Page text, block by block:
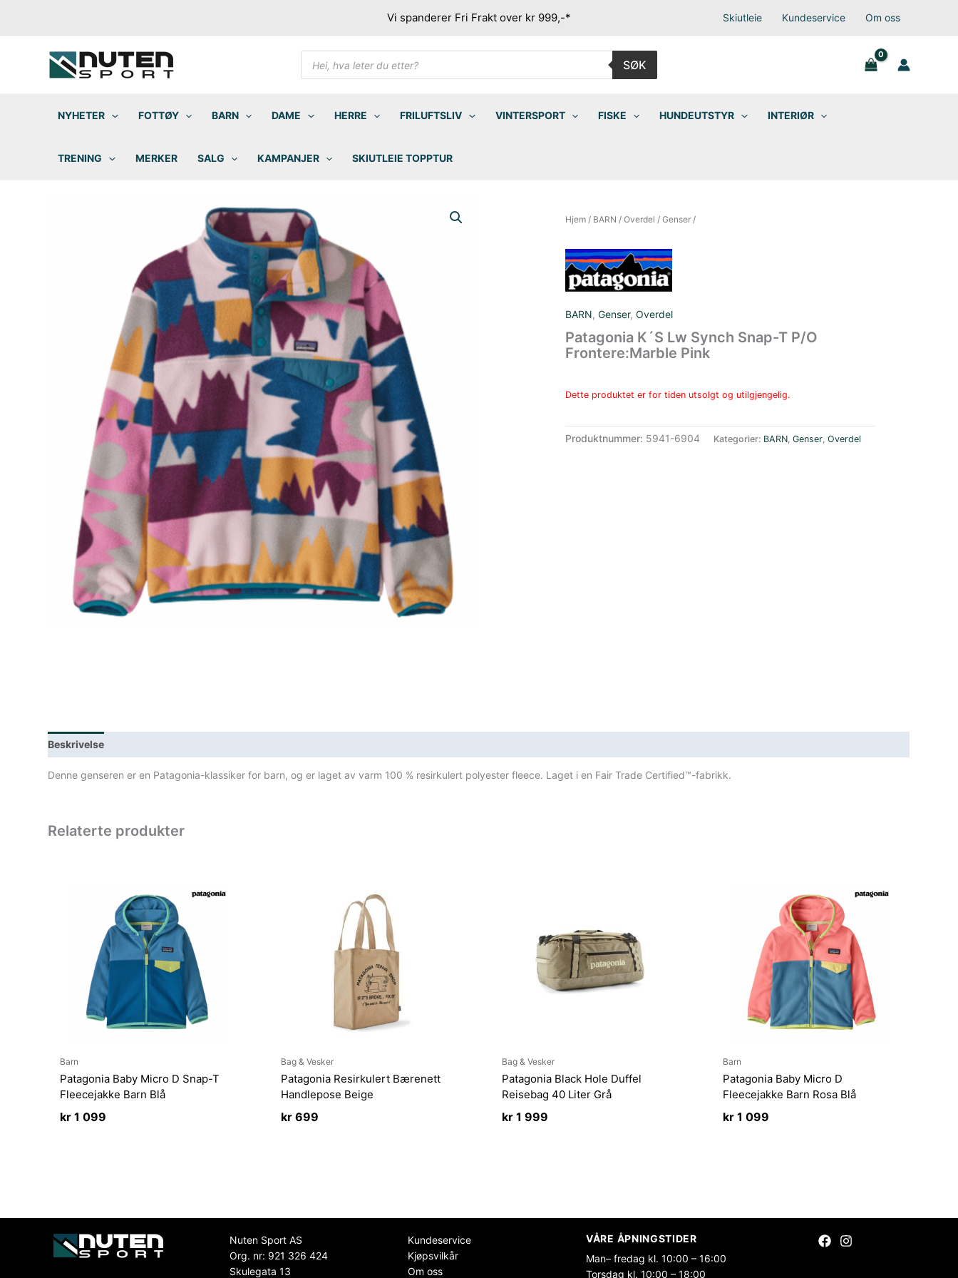
Vi spanderer Fri Frakt over kr 999,-* Skiutleie Kundeservice Om oss
Products
search
SØK
NYHETER FOTTØY BARN DAME HERRE FRILUFTSLIV VINTERSPORT FISKE HUNDEUTSTYR INTERIØR
TRENING MERKER SALG KAMPANJER SKIUTLEIE TOPPTUR
Hjem/ BARN / Overdel / Genser/
BARN, Genser, Overdel
Patagonia K´S Lw Synch Snap-T P/O
Frontere:Marble Pink
Dette produktet er for tiden utsolgt og utilgjengelig.
Produktnummer: 5941-6904 Kategorier: BARN, Genser, Overdel
Beskrivelse
Denne genseren er en Patagonia-klassiker for barn, og er laget av varm 100 % resirkulert polyester fleece. Laget i en Fair Trade Certified™-fabrikk.
Relaterte produkter
Barn
Patagonia Baby Micro D Snap-T
Fleecejakke Barn Blå
kr 1 099
Bag & Vesker
Patagonia Resirkulert Bærenett
Handlepose Beige
kr699
Bag & Vesker
Patagonia Black Hole Duffel
Reisebag 40 Liter Grå
kr1 999
Barn
Patagonia Baby Micro D
Fleecejakke Barn Rosa Blå
kr1 099
Nuten Sport AS
Org. nr: 921 326 424
Skulegata 13
Kundeservice
Kjøpsvilkår
Om oss
VÅRE ÅPNINGSTIDER
Man– fredag kl. 10:00 – 16:00
Torsdag kl. 10:00 – 18:00